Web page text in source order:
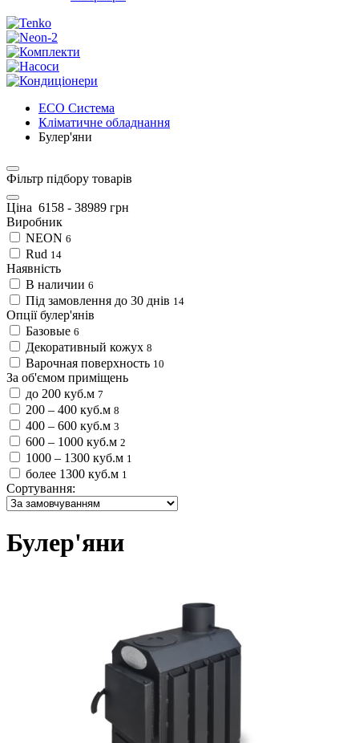
ECO Система
Кліматичне обладнання
Булер'яни
Фільтр підбору товарів
Ціна 6158 - 38989 грн
Виробник
NEON 6
Rud 14
Наявність
В наличии 6
Під замовлення до 30 днів 14
Опції булер'янів
Базовые 6
Декоративный кожух 8
Варочная поверхность 10
За об'ємом приміщень
до 200 куб.м 7
200 – 400 куб.м 8
400 – 600 куб.м 3
600 – 1000 куб.м 2
1000 – 1300 куб.м 1
более 1300 куб.м 1
Сортування:
Булер'яни